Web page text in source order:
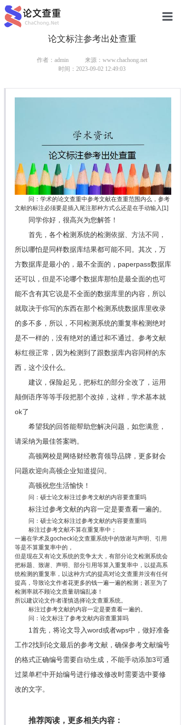
博士论文
论文标注参考出处查重
作者：admin
来源：www.chachong.net
时间：2023-09-02 12:49:03
问：学术的论文查重中参考文献在查重范围内么，参考
文献的标注必须要是插入尾注那种方式么还是在手动输入[1]
同学你好，很高兴为您解答！
首先，各个检测系统的检测依据、方法不同，
所以哪怕是同样数据库结果都可能不同。其次，万
方数据库是最小的，最不全面的，paperpass数据库
还可以，但是不论哪个数据库那怕是最全面的也可
能不含有其它说是不全面的数据库里的内容，所以
就取决于你写的东西在那个检测系统数据库里收录
的多不多，所以，不同检测系统的重复率检测绝对
是不一样的，没有绝对的通过和不通过。参考文献
标红很正常，因为检测到了跟数据库内容同样的东
西，这个没什么。
建议，保险起见，把标红的部分全改了，运用
颠倒语序等等手段把那个改掉，这样，学术基本就
ok了
希望我的回答能帮助您解决问题，如您满意，
请采纳为最佳答案哟。
高顿网校是网络财经教育领导品牌，更多财会
问题欢迎向高顿企业知道提问。
高顿祝您生活愉快！
问：硕士论文标注过参考文献的内容要查重吗
标注过参考文献的内容一定是要查看一遍的。
问：硕士论文标注过参考文献的内容要查重吗
标注过参考文献不算在重复率中；
一遍在学术及gocheck论文查重系统中的致谢与声明、引用
等是不算重复率中的，
但是现在又有论文系统的竞争太大，有部分论文检测系统会
把标题、致谢、声明、部分引用等算入重复率中，以提高系
统检测的重复率，以这种方式的提高对论文查重并没有任何
提高，导致论文作者花更多的钱一遍一遍的检测；甚至为了
检测率就不顾论文质量胡编乱凑！
所以建议论文作者谨慎选择论文查重系统。
标注过参考文献的内容一定是要查看一遍的。
问：论文标注了参考文献内容查重算吗
1首先，将论文导入word或者wps中，做好准备
工作2找到论文最后的参考文献，确保参考文献编号
的格式正确编号需要自动生成，不能手动添加3可通
过菜单栏中开始编号进行修改修改时需要选中要修
改的文字。
推荐阅读，更多相关内容：